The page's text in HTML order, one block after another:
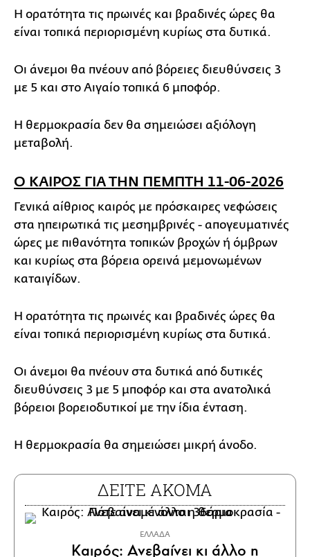
Η ορατότητα τις πρωινές και βραδινές ώρες θα
είναι τοπικά περιορισμένη κυρίως στα δυτικά.
Οι άνεμοι θα πνέουν από βόρειες διευθύνσεις 3
με 5 και στο Αιγαίο τοπικά 6 μποφόρ.
Η θερμοκρασία δεν θα σημειώσει αξιόλογη
μεταβολή.
Ο ΚΑΙΡΟΣ ΓΙΑ ΤΗΝ ΠΕΜΠΤΗ 11-06-2026
Γενικά αίθριος καιρός με πρόσκαιρες νεφώσεις
στα ηπειρωτικά τις μεσημβρινές - απογευματινές
ώρες με πιθανότητα τοπικών βροχών ή όμβρων
και κυρίως στα βόρεια ορεινά μεμονωμένων
καταιγίδων.
Η ορατότητα τις πρωινές και βραδινές ώρες θα
είναι τοπικά περιορισμένη κυρίως στα δυτικά.
Οι άνεμοι θα πνέουν στα δυτικά από δυτικές
διευθύνσεις 3 με 5 μποφόρ και στα ανατολικά
βόρειοι βορειοδυτικοί με την ίδια ένταση.
Η θερμοκρασία θα σημειώσει μικρή άνοδο.
ΔΕΙΤΕ ΑΚΟΜΑ
ΕΛΛΑΔΑ
Καιρός: Ανεβαίνει κι άλλο η